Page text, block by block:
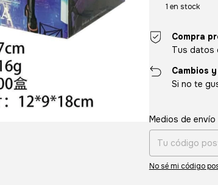
1 en stock
Compra
Tus datos
Cambios
Si no te
Entregas para el
Medios de envío
No sé mi código